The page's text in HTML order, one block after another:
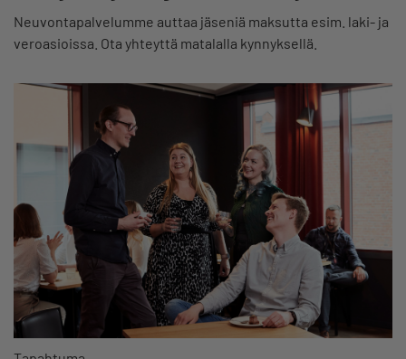
Neuvontapalvelumme auttaa jäseniä maksutta esim. laki- ja
veroasioissa. Ota yhteyttä matalalla kynnyksellä.